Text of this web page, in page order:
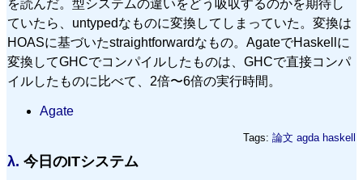
を読んだ。型システムの違いをどう吸収するのかを期待し
ていたら、untypedなものに変換してしまっていた。変換は
HOASに基づいたstraightforwardなもの。AgateでHaskellに
変換してGHCでコンパイルしたものは、GHCで直接コンパ
イルしたものに比べて、2倍〜6倍の実行時間。
Agate
Tags: 論文 agda haskell
λ. 今日のITシステム